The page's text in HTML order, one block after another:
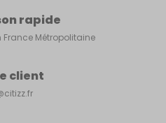
rapide
France Métropolitaine
client